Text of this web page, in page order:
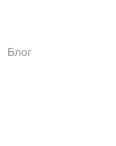
Блог